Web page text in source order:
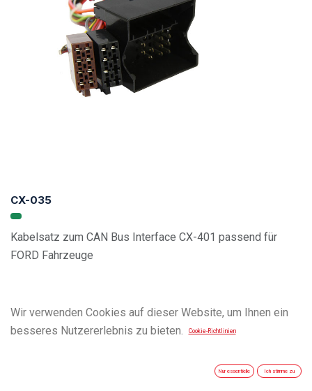
CX-035
Kabelsatz zum CAN Bus Interface CX-401 passend für
FORD Fahrzeuge
Vehicle Compatibility List
Wir verwenden Cookies auf dieser Website, um Ihnen ein
besseres Nutzererlebnis zu bieten.
Cookie-Richtlinien
Nur essentielle Ich stimme zu